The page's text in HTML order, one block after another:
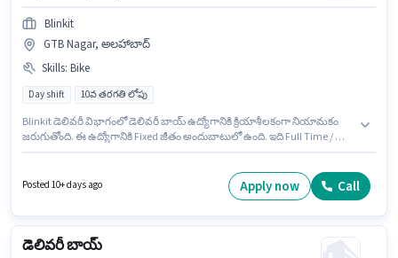
Blinkit
GTB Nagar, అలహాబాద్
Skills: Bike
Day shift 10వ తరగతి లోపు
Blinkit డెలివరీ విభాగంలో డెలివరీ బాయ్ ఉద్యోగానికి క్రియాశీలకంగా నియామకం
జరుగుతోంది. ఈ ఉద్యోగానికి Fixed జీతం అందుబాటులో ఉంది. ఇది Full Time / పార్ట్
Nagar, అలహాబాద్ లో ఉంది. ఇంగ్లీష్ లో నైపుణ్యం ఉన్నవారికి ప్రాధాన్యత ఇస్తారు.
Posted 10+ days ago Apply now Call
డెలివరీ బాయ్